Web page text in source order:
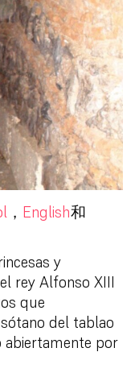
， English和
y
rey Alfonso XIII
que
del tablao
abiertamente por